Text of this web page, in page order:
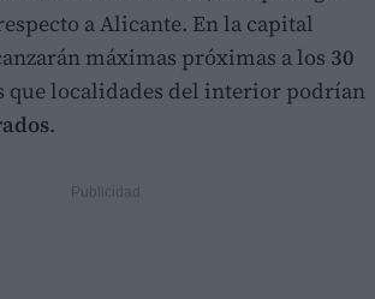
a Alicante. En la capital
máximas próximas a los 30
que localidades del interior podrían
.